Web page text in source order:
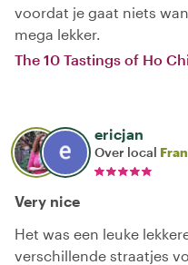
voordat je gaat niets
mega lekker.
The 10 Tastings of Ho
ericjan
Over local
Very nice
Het was een leuke
verschillende straatjes